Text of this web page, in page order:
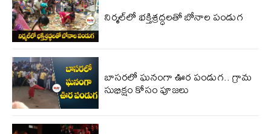
నిర్మల్‌లో భక్తిశ్రద్ధలతో బోనాల పండుగ
బాసరలో ఘనంగా ఊర పండుగ.. గ్రామ
సుభిక్షం కోసం పూజలు